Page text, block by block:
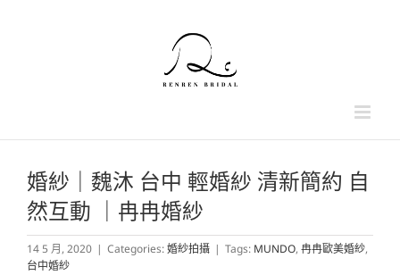
婚紗｜魏沐 台中 輕婚紗 清新簡約 自
然互動 ｜冉冉婚紗
14 5 月, 2020 | Categories:婚紗拍攝 | Tags: MUNDO, 冉冉歐美婚紗,
台中婚紗